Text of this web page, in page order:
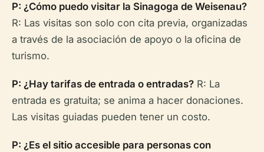
P: ¿Cómo puedo visitar la Sinagoga de Weisenau?
R: Las visitas son solo con cita previa, organizadas
a través de la asociación de apoyo o la oficina de
turismo.
P: ¿Hay tarifas de entrada o entradas? R: La
entrada es gratuita; se anima a hacer donaciones.
Las visitas guiadas pueden tener un costo.
P: ¿Es el sitio accesible para personas con